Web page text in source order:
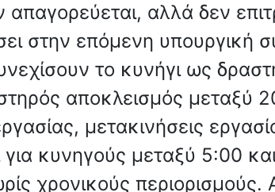
απαγορεύεται, αλλά δεν
στην επόμενη υπουργική
το κυνήγι ως
αποκλεισμός μεταξύ
μετακινήσεις
για κυνηγούς μεταξύ 5:00
χρονικούς